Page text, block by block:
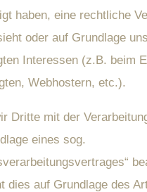
haben, eine rechtliche
oder auf Grundlage
Interessen (z.B. beim
Webhostern, etc.).
Dritte mit der
eines sog.
dies auf Grundlage des